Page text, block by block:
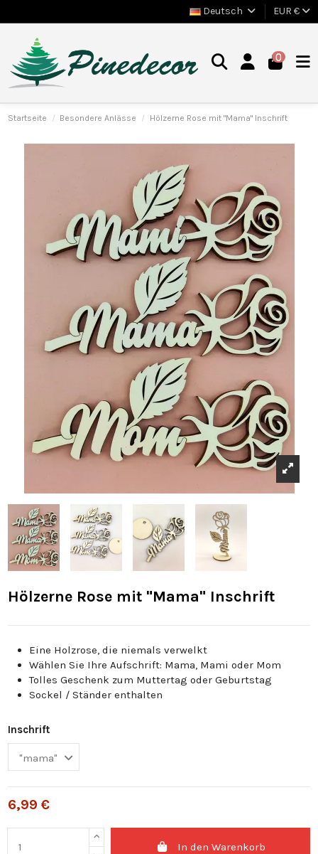
Deutsch EUR €
0
Startseite Besondere Anlässe Hölzerne Rose mit "Mama" Inschrift
Hölzerne Rose mit "Mama" Inschrift
Eine Holzrose, die niemals verwelkt
Wählen Sie Ihre Aufschrift: Mama, Mami oder Mom
Tolles Geschenk zum Muttertag oder Geburtstag
Sockel / Ständer enthalten
Inschrift
6,99 €
In den Warenkorb